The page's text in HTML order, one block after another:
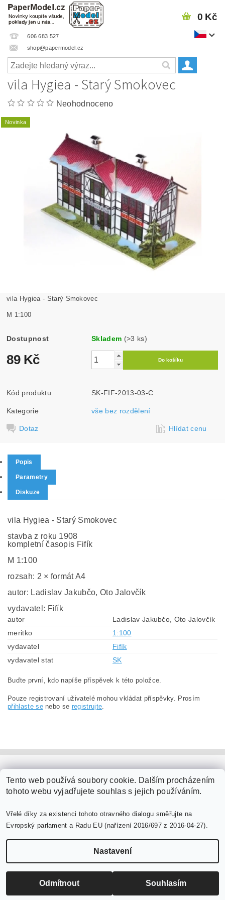
606 683 527
shop@papermodel.cz
0 Kč
vila Hygiea - Starý Smokovec
Neohodnoceno
Novinka
vila Hygiea - Starý Smokovec
M 1:100
Dostupnost Skladem (>3 ks)
89 Kč
Kód produktu SK-FIF-2013-03-C
Kategorie vše bez rozdělení
Dotaz Hlídat cenu
Popis
Parametry
Diskuze
vila Hygiea - Starý Smokovec
stavba z roku 1908
kompletní časopis Fifík
M 1:100
rozsah: 2 × formát A4
autor: Ladislav Jakubčo, Oto Jalovčík
vydavatel: Fifík
autor
Ladislav Jakubčo, Oto Jalovčík
meritko
1:100
vydavatel
Fifík
vydavatel stat
SK
Buďte první, kdo napíše příspěvek k této položce.
Pouze registrovaní uživatelé mohou vkládat příspěvky. Prosím
přihlaste senebo se registrujte.
Vytvořil Shoptet
-->
Tento web používá soubory cookie. Dalším procházením
tohoto webu vyjadřujete souhlas s jejich používáním.
Vřelé díky za existenci tohoto otravného dialogu směřujte na
Evropský parlament a Radu EU (nařízení 2016/697 z 2016-04-27).
Nastavení
Odmítnout Souhlasím